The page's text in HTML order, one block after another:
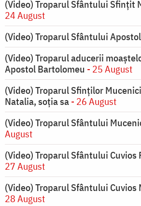
(Video) Troparul Sfântului Sfințit
24 August
(Video) Troparul Sfântului
(Video) Troparul aducerii
Apostol Bartolomeu - 25 August
(Video) Troparul Sfinților
Natalia, soția sa- 26 August
(Video) Troparul Sfântului
August
(Video) Troparul Sfântului Cuvios
27 August
(Video) Troparul Sfântului
28 August